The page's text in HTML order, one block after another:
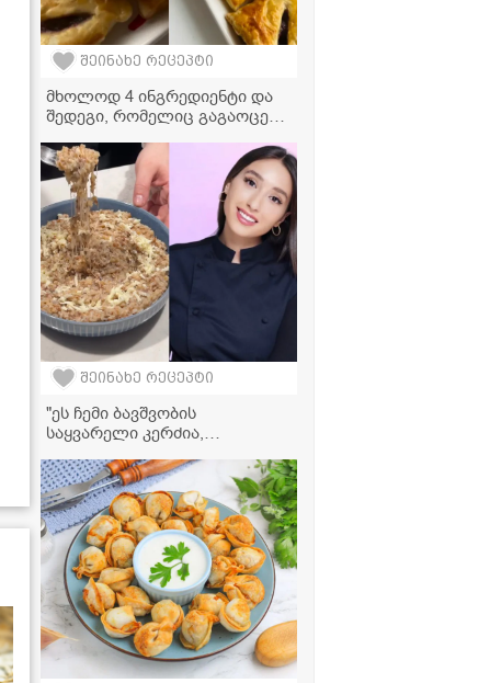
შეინახე რეცეპტი
მხოლოდ 4 ინგრედიენტი და
შედეგი, რომელიც გაგაოცებთ
რეცეპტი
შეინახე რეცეპტი
"ეს ჩემი ბავშვობის
საყვარელი კერძია,
მიმზადებს ხოლმე..." -
წიწიბურა ნუცა სურგულაძის
ბებიის რეცეპტით